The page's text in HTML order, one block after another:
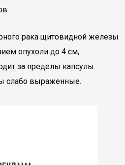
рака щитовидной железы
опухоли до 4 см,
за пределы капсулы.
слабо выраженные.